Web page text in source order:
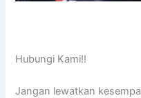
Hubungi Kami!!
Jangan lewatkan